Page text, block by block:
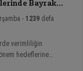
kapsamında dört
attı.
Bayrak
- 1239 defa
verimliliğin
hedeflerine